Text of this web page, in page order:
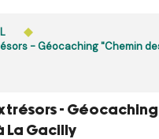
- Géocaching "Chemin
trésors -
La Gacilly